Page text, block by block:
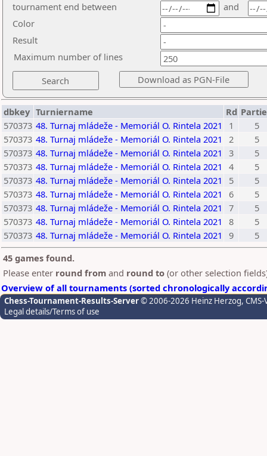
tournament end between
Color
Result
and
Maximum number of lines
dbkey Turniername Rd
570373 48. Turnaj mládeže - Memoriál O. Rintela 2021 1
5
570373 48. Turnaj mládeže - Memoriál O. Rintela 2021 2
5
570373 48. Turnaj mládeže - Memoriál O. Rintela 2021 3
5
570373 48. Turnaj mládeže - Memoriál O. Rintela 2021 4
5
570373 48. Turnaj mládeže - Memoriál O. Rintela 2021 5
5
570373 48. Turnaj mládeže - Memoriál O. Rintela 2021 6
5
570373 48. Turnaj mládeže - Memoriál O. Rintela 2021 7
5
570373 48. Turnaj mládeže - Memoriál O. Rintela 2021 8
5
570373 48. Turnaj mládeže - Memoriál O. Rintela 2021 9
5
45 games found.
Please enter round from and round to (or other selection
Overview of all tournaments (sorted chronologically
Chess-Tournament-Results-Server© 2006-2026 Heinz Herzog,
Legal details/Terms of use